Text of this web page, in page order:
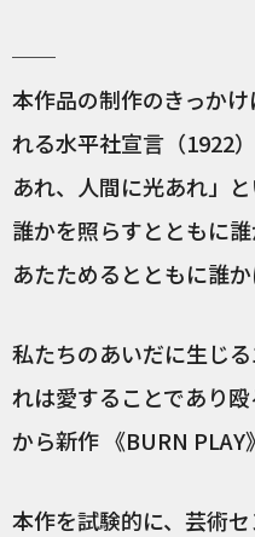
──
本作品の制作のきっか
れる水平社宣言（1922
あれ、人間に光あれ」
誰かを照らすとともに
あたためるとともに誰
私たちのあいだに生じ
れは愛することであり
から新作 《BURN PLAY
本作を試験的に、芸術